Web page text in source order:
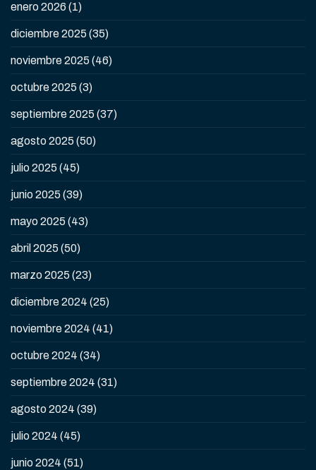
enero 2026 (1)
diciembre 2025 (35)
noviembre 2025 (46)
octubre 2025 (3)
septiembre 2025 (37)
agosto 2025 (50)
julio 2025 (45)
junio 2025 (39)
mayo 2025 (43)
abril 2025 (50)
marzo 2025 (23)
diciembre 2024 (25)
noviembre 2024 (41)
octubre 2024 (34)
septiembre 2024 (31)
agosto 2024 (39)
julio 2024 (45)
junio 2024 (51)